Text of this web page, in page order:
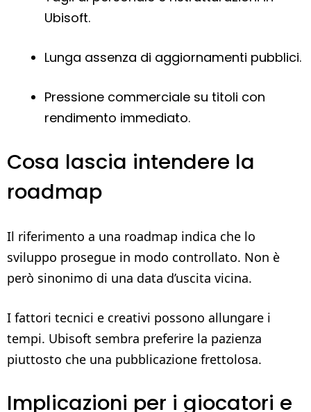
Ubisoft.
Lunga assenza di aggiornamenti pubblici.
Pressione commerciale su titoli con
rendimento immediato.
Cosa lascia intendere la
roadmap
Il riferimento a una roadmap indica che lo
sviluppo prosegue in modo controllato. Non è
però sinonimo di una data d’uscita vicina.
I fattori tecnici e creativi possono allungare i
tempi. Ubisoft sembra preferire la pazienza
piuttosto che una pubblicazione frettolosa.
Implicazioni per i giocatori e